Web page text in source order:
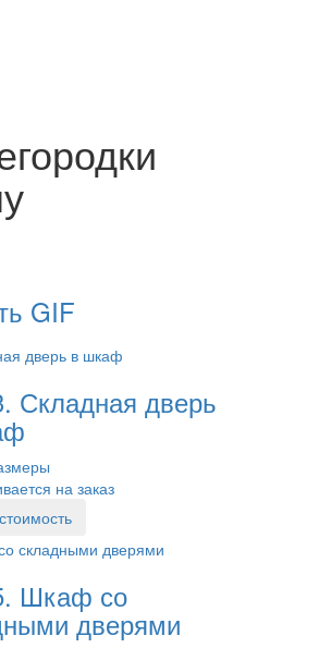
GIF
Складная дверь
на заказ
Шкаф со
дверями